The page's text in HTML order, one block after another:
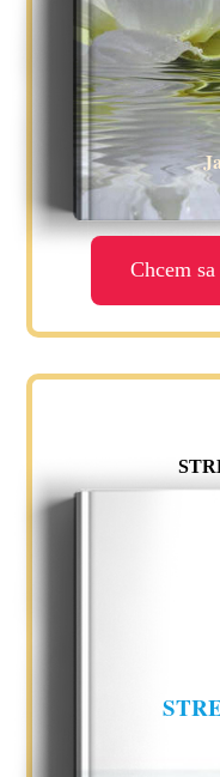
Chcem